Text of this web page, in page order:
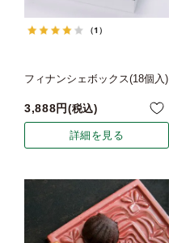
（1）
フィナンシェボックス(18個入)
3,888 税込
詳細を見る